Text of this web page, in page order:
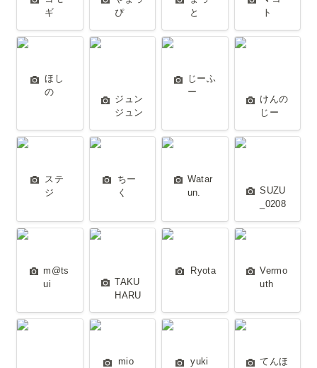
ギ
ぴ
と
ト
ほしの
ほし
の
ジュンジュ
ジュン
ジュン
じーふー
じーふ
ー
けんのじー
けんの
じー
ステジ
ステ
ジ
ちーく
ちー
く
Watarun.
Watar
un.
SUZU_0208
SUZU
_0208
m@tsui
m@ts
ui
TAKUHARU
TAKU
HARU
Ryota
Ryota
Vermouth
Vermo
uth
アスリート mio
mio
yuki
yuki
てんほう
てんほ